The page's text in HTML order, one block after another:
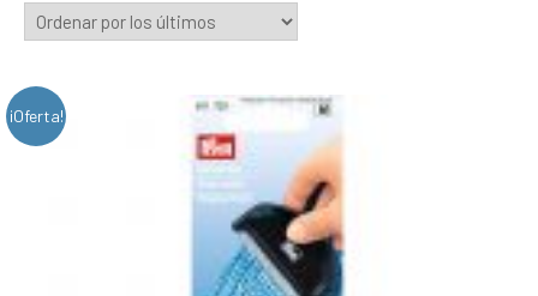
¡Oferta!